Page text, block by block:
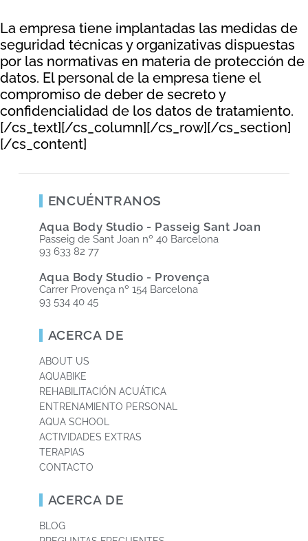
La empresa tiene implantadas las medidas de
seguridad técnicas y organizativas dispuestas
por las normativas en materia de protección de
datos. El personal de la empresa tiene el
compromiso de deber de secreto y
confidencialidad de los datos de tratamiento.
[/cs_text][/cs_column][/cs_row][/cs_section]
[/cs_content]
ENCUÉNTRANOS
Aqua Body Studio - Passeig Sant Joan
Passeig de Sant Joan nº 40 Barcelona
93 633 82 77
Aqua Body Studio - Provença
Carrer Provença nº 154 Barcelona
93 534 40 45
ACERCA DE
ABOUT US
AQUABIKE
REHABILITACIÓN ACUÁTICA
ENTRENAMIENTO PERSONAL
AQUA SCHOOL
ACTIVIDADES EXTRAS
TERAPIAS
CONTACTO
ACERCA DE
BLOG